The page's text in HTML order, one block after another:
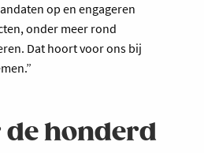
op en engageren
onder meer rond
Dat hoort voor ons bij
de honderd